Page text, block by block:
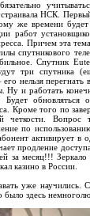
НСК.
же времени
работ
. Причем эта
спутникового
Спутник
три спутника
его нельзя
Ну и работать
Будет обновляться
Кроме того по
четкости.
по
активирует в
продление
за месяц!!!
казино в России.
уже научились.
было здесь